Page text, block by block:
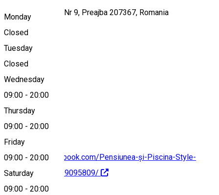
Monday
Closed
Tuesday
Closed
Wednesday
09:00 - 20:00
Thursday
09:00 - 20:00
Friday
09:00 - 20:00
Saturday
09:00 - 20:00
Strada Castanilor Nr 9, Preajba 207367, Romania
Map
https://www.facebook.com/Pensiunea-și-Piscina-Style-
House-610794319095809/